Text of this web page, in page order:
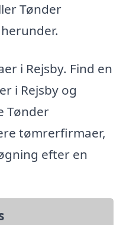
Tønder
i Rejsby. Find en
i Rejsby og
Tønder
tømrerfirmaer,
efter en